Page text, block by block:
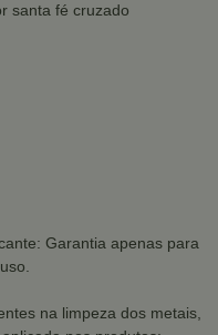
santa fé cruzado
Garantia apenas para
na limpeza dos metais,